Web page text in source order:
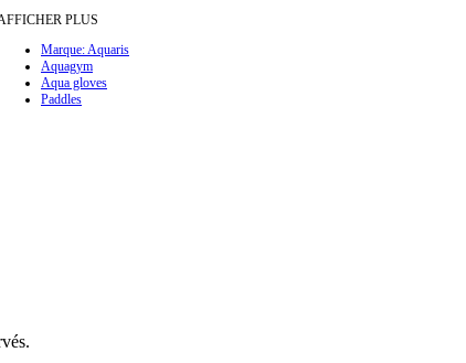
PLUS
Marque: Aquaris
Aquagym
Aqua gloves
Paddles